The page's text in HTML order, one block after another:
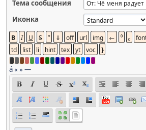
Тема сообщения
Иконка
á« »—